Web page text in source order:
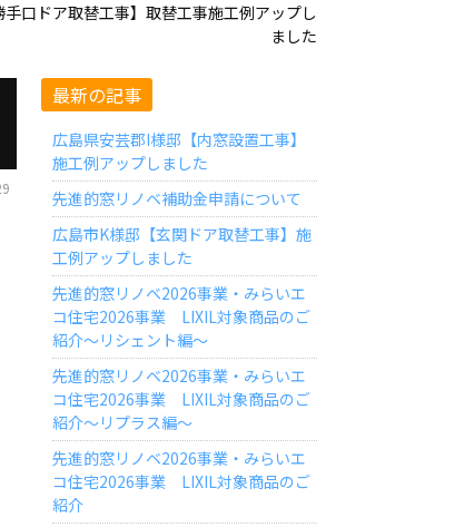
口ドア取替工事】取替工事施工例アップし
ました
最新の記事
広島県安芸郡I様邸【内窓設置工事】
施工例アップしました
先進的窓リノベ補助金申請について
広島市K様邸【玄関ドア取替工事】施
工例アップしました
先進的窓リノベ2026事業・みらいエ
コ住宅2026事業 LIXIL対象商品のご
紹介～リシェント編～
先進的窓リノベ2026事業・みらいエ
コ住宅2026事業 LIXIL対象商品のご
紹介～リプラス編～
先進的窓リノベ2026事業・みらいエ
コ住宅2026事業 LIXIL対象商品のご
紹介